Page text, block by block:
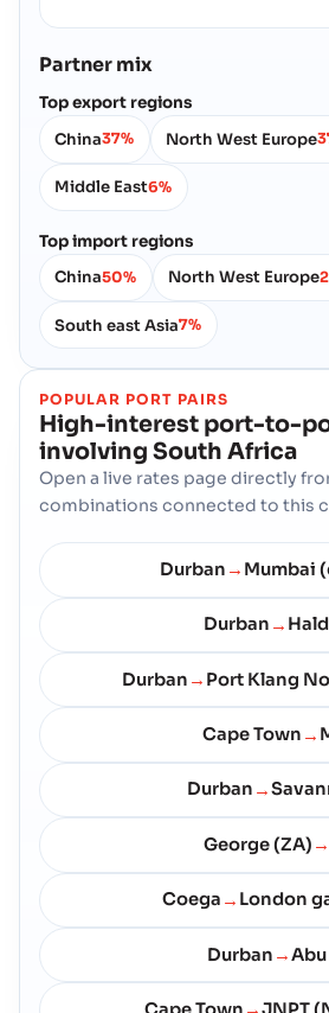
Partner mix
Top export regions
China37% North West Europe
Middle East6%
Top import regions
China50% North West Europe
South east Asia7%
POPULAR PORT PAIRS
High-interest port-to-
involving South Africa
Open a live rates page directly
combinations connected to this
Durban → Mumbai
Durban →
Durban → Port Klang
Cape Town →
Durban →
George (ZA) →
Coega → London
Durban →